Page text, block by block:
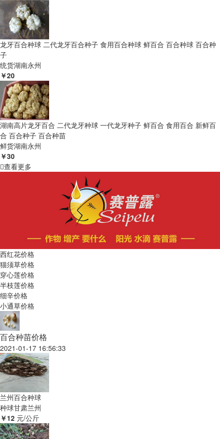
龙牙百合种球 二代龙牙百合种子 食用百合种球 鲜百合 百合种球 百合种
子
统货湖南永州
￥20
湖南高片龙牙百合 二代龙牙种球 一代龙牙种子 鲜百合 食用百合 新鲜百
合 百合种子 百合种苗
鲜货湖南永州
￥30
查看更多
西红花价格
猫须草价格
穿心莲价格
半枝莲价格
细辛价格
小通草价格
百合种苗价格
2021-01-17 16:56:33
兰州百合种球
种球甘肃兰州
￥12 元/公斤